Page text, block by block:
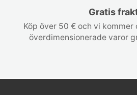
Gratis
Köp över 50 € och vi
överdimensionerade varor